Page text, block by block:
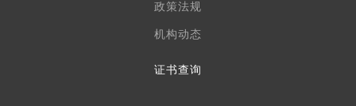
政策法规
机构动态
证书查询